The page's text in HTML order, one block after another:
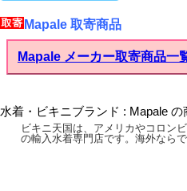
Mapale 取寄商品
Mapale メーカー取寄商品一
水着・ビキニブランド : Mapale の
ビキニ天国は、アメリカやコロン
の輸入水着専門店です。海外なら